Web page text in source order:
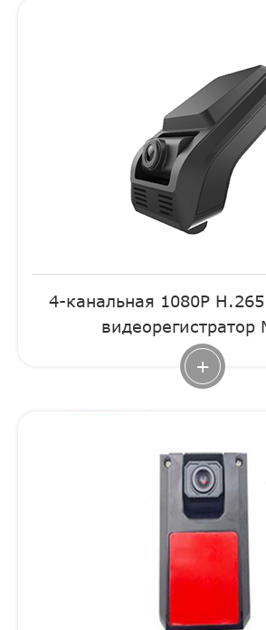
4-канальная 1080P H.265
видеорегистратор
+